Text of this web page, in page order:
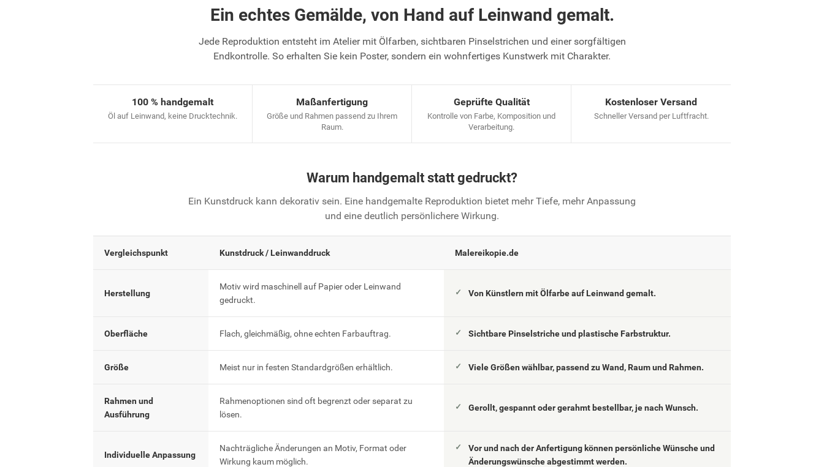
Ein echtes Gemälde, von Hand auf Leinwand gemalt.
Jede Reproduktion entsteht im Atelier mit Ölfarben, sichtbaren Pinselstrichen und einer sorgfältigen
Endkontrolle. So erhalten Sie kein Poster, sondern ein wohnfertiges Kunstwerk mit Charakter.
100 % handgemalt
Öl auf Leinwand, keine Drucktechnik.
Maßanfertigung
Größe und Rahmen passend zu Ihrem
Raum.
Geprüfte Qualität
Kontrolle von Farbe, Komposition und
Verarbeitung.
Kostenloser Versand
Schneller Versand per Luftfracht.
Warum handgemalt statt gedruckt?
Ein Kunstdruck kann dekorativ sein. Eine handgemalte Reproduktion bietet mehr Tiefe, mehr Anpassung
und eine deutlich persönlichere Wirkung.
Vergleichspunkt Kunstdruck / Leinwanddruck Malereikopie.de
Herstellung
Motiv wird maschinell auf Papier oder Leinwand
gedruckt.
Von Künstlern mit Ölfarbe auf Leinwand gemalt.
Oberfläche Flach, gleichmäßig, ohne echten Farbauftrag. Sichtbare Pinselstriche und plastische Farbstruktur.
Größe Meist nur in festen Standardgrößen erhältlich. Viele Größen wählbar, passend zu Wand, Raum und Rahmen.
Rahmen und
Ausführung
Rahmenoptionen sind oft begrenzt oder separat zu
lösen.
Gerollt, gespannt oder gerahmt bestellbar, je nach Wunsch.
Individuelle Anpassung
Nachträgliche Änderungen an Motiv, Format oder
Wirkung kaum möglich.
Vor und nach der Anfertigung können persönliche Wünsche und
Änderungswünsche abgestimmt werden.